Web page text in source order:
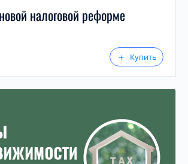
налоговой реформе
Купить